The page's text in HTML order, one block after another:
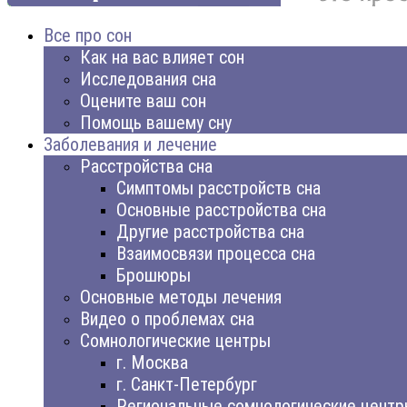
Все про сон
Как на вас влияет сон
Исследования сна
Оцените ваш сон
Помощь вашему сну
Заболевания и лечение
Расстройства сна
Симптомы расстройств сна
Основные расстройства сна
Другие расстройства сна
Взаимосвязи процесса сна
Брошюры
Основные методы лечения
Видео о проблемах сна
Сомнологические центры
г. Москва
г. Санкт-Петербург